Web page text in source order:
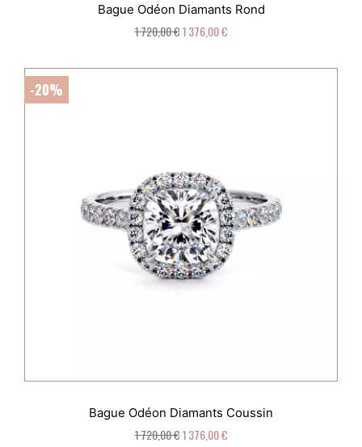
Bague Odéon Diamants Rond
1 720,00 €1 376,00 €
Bague Odéon Diamants Coussin
1 720,00 €1 376,00 €
-20%